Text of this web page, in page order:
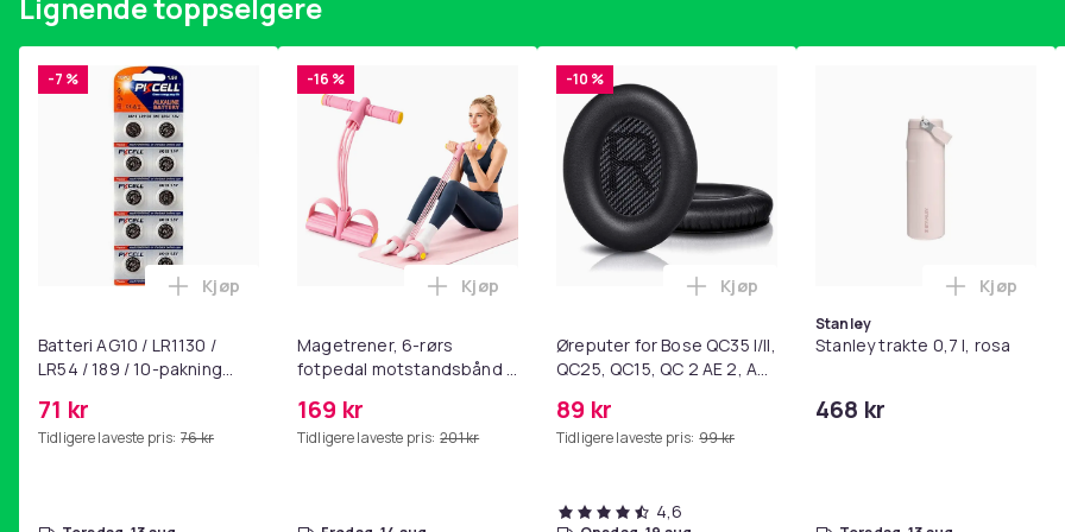
-7 %
Batteri AG10 / LR1130 /
LR54 / 189 / 10-pakning
71 kr
Tidligere laveste pris: 76 kr
Legg Batteri AG10 / LR1130 / LR54 / 189 / 10-pakning PKcell i handlekurven
Kjøp
-16 %
Magetrener, 6-rørs
fotpedal motstandsbånd -
yoga og
hjemmegymnastikk Pink
169 kr
Tidligere laveste pris: 201 kr
Legg Magetrener, 6-rørs fotpedal motstandsbånd - mage- og
Kjøp
-10 %
Øreputer for Bose QC35 I/II,
QC25, QC15, QC 2 AE 2, AE
SoundLink Black
89 kr
Tidligere laveste pris: 99 kr
Legg Øreputer for Bose QC35 I/II, QC25,
Kjøp
4,6
Stanley
Stanley trakte 0,7 l, rosa
468 kr
Legg
Kjøp